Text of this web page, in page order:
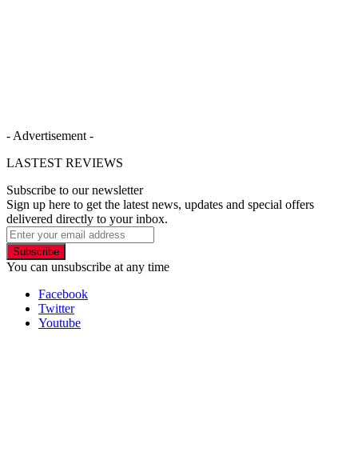
- Advertisement -
LASTEST REVIEWS
Subscribe to our newsletter
Sign up here to get the latest news, updates and special offers
delivered directly to your inbox.
Subscribe
You can unsubscribe at any time
Facebook
Twitter
Youtube